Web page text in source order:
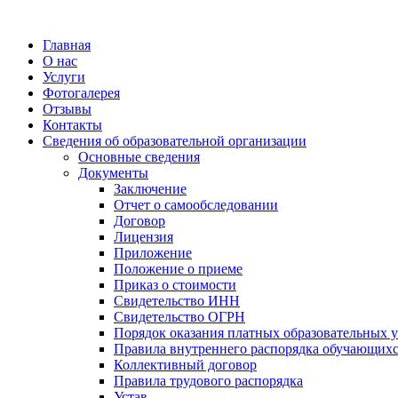
Главная
О нас
Услуги
Фотогалерея
Отзывы
Контакты
Сведения об образовательной организации
Основные сведения
Документы
Заключение
Отчет о самообследовании
Договор
Лицензия
Приложение
Положение о приеме
Приказ о стоимости
Свидетельство ИНН
Свидетельство ОГРН
Порядок оказания платных образовательных
Правила внутреннего распорядка
Коллективный договор
Правила трудового распорядка